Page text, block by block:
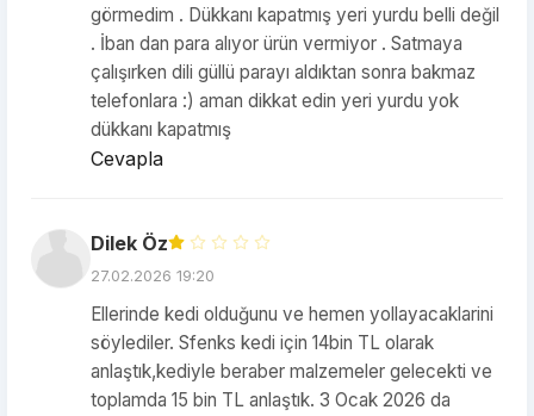
görmedim . Dükkanı kapatmış yeri yurdu belli değil
. İban dan para alıyor ürün vermiyor . Satmaya
çalışırken dili güllü parayı aldıktan sonra bakmaz
telefonlara :) aman dikkat edin yeri yurdu yok
dükkanı kapatmış
Cevapla
Dilek Öz
27.02.2026 19:20
Ellerinde kedi olduğunu ve hemen yollayacaklarini
söylediler. Sfenks kedi için 14bin TL olarak
anlaştık,kediyle beraber malzemeler gelecekti ve
toplamda 15 bin TL anlaştık. 3 Ocak 2026 da